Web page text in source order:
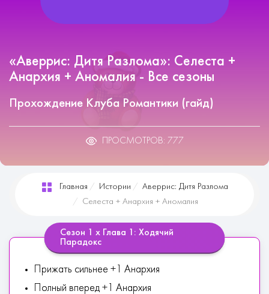
«Аверрис: Дитя Разлома»: Селеста +
Анархия + Аномалия - Все сезоны
Прохождение Клуба Романтики (гайд)
ПРОСМОТРОВ: 777
Главная Истории
Аверрис: Дитя Разлома
Селеста + Анархия + Аномалия
Сезон 1 х Глава 1: Ходячий
Парадокс
Прижать сильнее +1 Анархия
Полный вперед +1 Анархия